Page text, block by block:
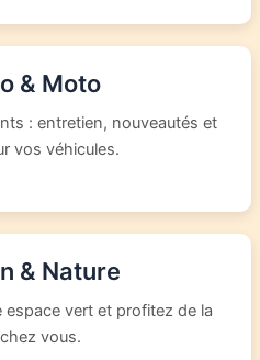
& Moto
: entretien, nouveautés et
vos véhicules.
& Nature
vert et profitez de la
vous.